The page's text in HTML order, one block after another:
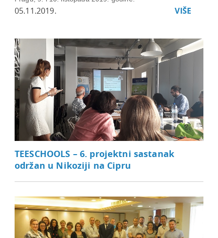
05.11.2019. VIŠE
TEESCHOOLS – 6. projektni sastanak
održan u Nikoziji na Cipru